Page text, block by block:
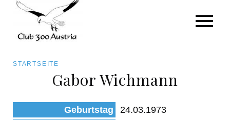
zum
Pfadnavigation
STARTSEITE
Gabor Wichmann
Geburtstag
24.03.1973
Art/Species
Status
Kategorie für die Österreich-Liste
Beobachtungen